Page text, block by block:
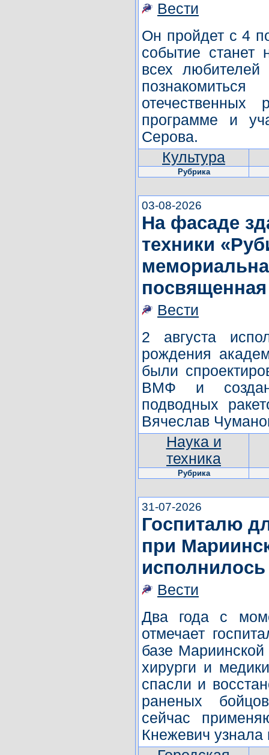
Вести
Он пройдет с 4
событие станет
всех
отечественных
программе и
Серова.
Культура
Рубрика
03-08-2026
На фасаде
техники
Вести
2 августа
рождения
были
ВМФ и
подводных
Вячеслав
Наука и
техника
Рубрика
31-07-2026
Госпиталю
при
исполнилось
Вести
Два года с
отмечает
базе
хирурги и
спасли и
раненых
сейчас
Кнежевич узнала